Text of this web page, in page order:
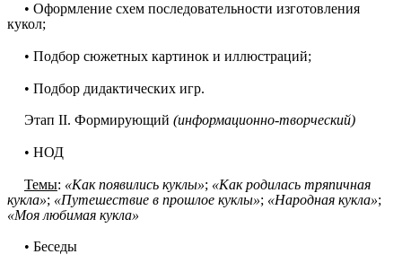
• Оформление схем последовательности изготовления
кукол;
• Подбор сюжетных картинок и иллюстраций;
• Подбор дидактических игр.
Этап II. Формирующий (информационно-творческий)
• НОД
Темы: «Как появились куклы»; «Как родилась тряпичная
кукла»; «Путешествие в прошлое куклы»; «Народная кукла»;
«Моя любимая кукла»
• Беседы